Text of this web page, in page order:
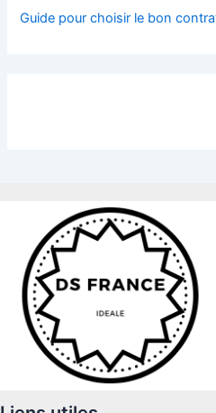
Guide pour choisir le bon